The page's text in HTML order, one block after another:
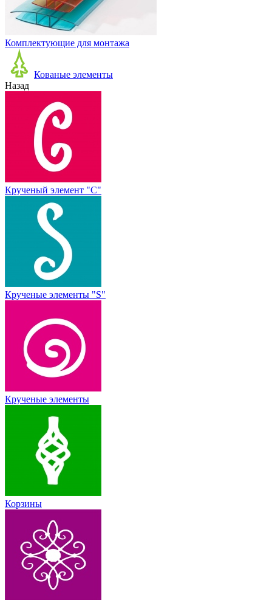
Комплектующие для монтажа
Кованые элементы
Назад
Крученый элемент "С"
Крученые элементы "S"
Крученые элементы
Корзины